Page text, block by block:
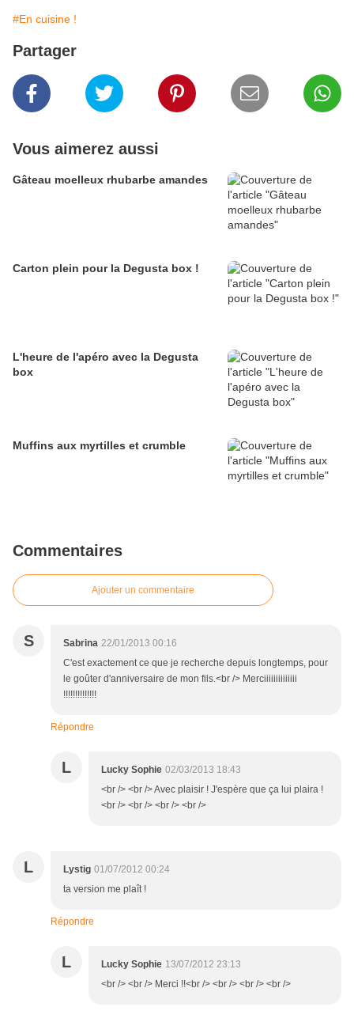
#En cuisine !
Partager
Vous aimerez aussi
Gâteau moelleux rhubarbe amandes
Carton plein pour la Degusta box !
L'heure de l'apéro avec la Degusta
box
Muffins aux myrtilles et crumble
Commentaires
Ajouter un commentaire
S Sabrina 22/01/2013 00:16
C'est exactement ce que je recherche depuis longtemps, pour
le goûter d'anniversaire de mon fils.<br /> Merciiiiiiiiiiiiii
!!!!!!!!!!!!!!
Répondre
L Lucky Sophie 02/03/2013 18:43
<br /> <br /> Avec plaisir ! J'espère que ça lui plaira !
<br /> <br /> <br /> <br />
L Lystig 01/07/2012 00:24
ta version me plaît !
Répondre
L Lucky Sophie 13/07/2012 23:13
<br /> <br /> Merci !!<br /> <br /> <br /> <br />